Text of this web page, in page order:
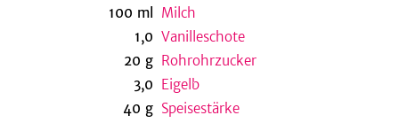
100 ml
Milch
1,0 Vanilleschote
20 g Rohrohrzucker
3,0 Eigelb
40 g Speisestärke